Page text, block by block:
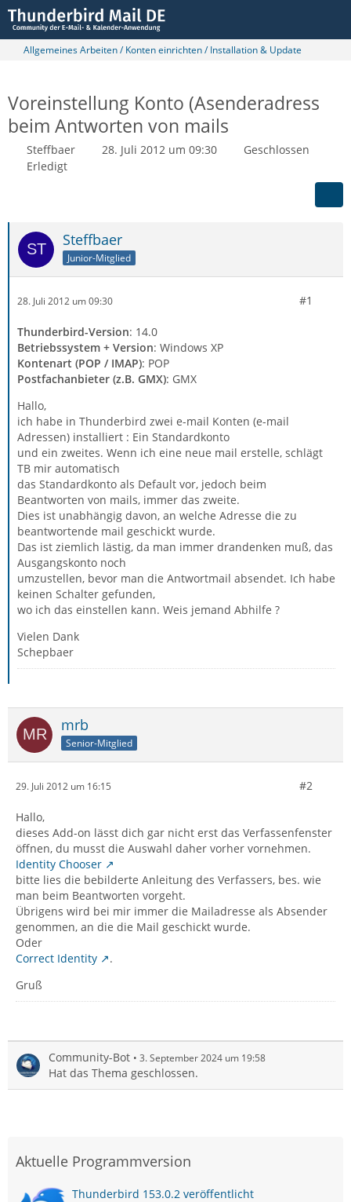
Allgemeines Arbeiten / Konten einrichten / Installation & Update
Voreinstellung Konto (Asenderadress
beim Antworten von mails
Steffbaer 28. Juli 2012 um 09:30
Geschlossen
Erledigt
Steffbaer
Junior-Mitglied
28. Juli 2012 um 09:30 #1
Thunderbird-Version: 14.0
Betriebssystem + Version: Windows XP
Kontenart (POP / IMAP): POP
Postfachanbieter (z.B. GMX): GMX
Hallo,
ich habe in Thunderbird zwei e-mail Konten (e-mail
Adressen) installiert : Ein Standardkonto
und ein zweites. Wenn ich eine neue mail erstelle, schlägt
TB mir automatisch
das Standardkonto als Default vor, jedoch beim
Beantworten von mails, immer das zweite.
Dies ist unabhängig davon, an welche Adresse die zu
beantwortende mail geschickt wurde.
Das ist ziemlich lästig, da man immer drandenken muß, das
Ausgangskonto noch
umzustellen, bevor man die Antwortmail absendet. Ich habe
keinen Schalter gefunden,
wo ich das einstellen kann. Weis jemand Abhilfe ?
Vielen Dank
Schepbaer
mrb
Senior-Mitglied
29. Juli 2012 um 16:15 #2
Hallo,
dieses Add-on lässt dich gar nicht erst das Verfassenfenster
öffnen, du musst die Auswahl daher vorher vornehmen.
Identity Chooser
bitte lies die bebilderte Anleitung des Verfassers, bes. wie
man beim Beantworten vorgeht.
Übrigens wird bei mir immer die Mailadresse als Absender
genommen, an die die Mail geschickt wurde.
Oder
Correct Identity
.
Gruß
Community-Bot 3. September 2024 um 19:58
Hat das Thema geschlossen.
Aktuelle Programmversion
Thunderbird 153.0.2 veröffentlicht